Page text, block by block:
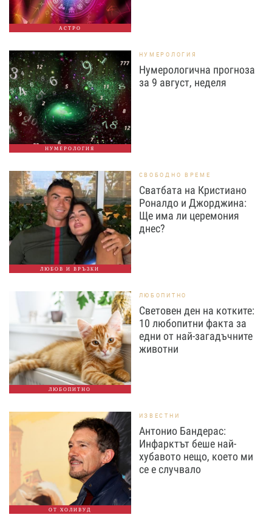
АСТРО
НУМЕРОЛОГИЯ
НУМЕРОЛОГИЯ
Нумерологична прогноза
за 9 август, неделя
ЛЮБОВ И ВРЪЗКИ
СВОБОДНО ВРЕМЕ
Сватбата на Кристиано
Роналдо и Джорджина:
Ще има ли церемония
днес?
ЛЮБОПИТНО
ЛЮБОПИТНО
Световен ден на котките:
10 любопитни факта за
едни от най-загадъчните
животни
ОТ ХОЛИВУД
ИЗВЕСТНИ
Антонио Бандерас:
Инфарктът беше най-
хубавото нещо, което ми
се е случвало